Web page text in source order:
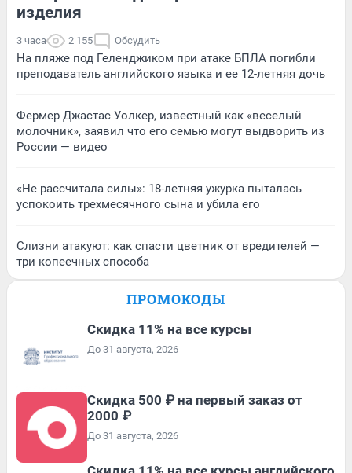
изделия
3 часа 2 155 Обсудить
На пляже под Геленджиком при атаке БПЛА погибли
преподаватель английского языка и ее 12-летняя дочь
Фермер Джастас Уолкер, известный как «веселый
молочник», заявил что его семью могут выдворить из
России — видео
«Не рассчитала силы»: 18-летняя ужурка пыталась
успокоить трехмесячного сына и убила его
Слизни атакуют: как спасти цветник от вредителей —
три копеечных способа
ПРОМОКОДЫ
Скидка 11% на все курсы
До 31 августа, 2026
Скидка 500 ₽ на первый заказ от
2000 ₽
До 31 августа, 2026